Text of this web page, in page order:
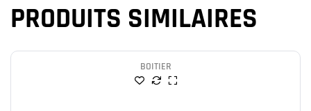
PRODUITS SIMILAIRES
BOITIER